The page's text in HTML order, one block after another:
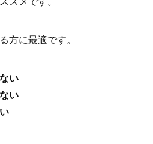
方に最適です。
い
い